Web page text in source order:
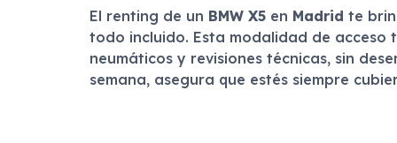
El renting de un BMW X5en Madrid te
todo incluido. Esta modalidad de acceso
neumáticos y revisiones técnicas, sin
semana, asegura que estés siempre